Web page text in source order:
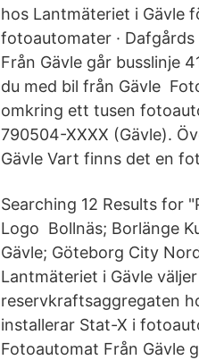
hos Lantmäteriet i Gävle
fotoautomater ·
Från Gävle går busslinje
du med bil från Gävle
omkring ett tusen
790504-XXXX (Gävle).
Gävle Vart finns det en
Searching 12 Results for
Logo Bollnäs; Borlänge
Gävle; Göteborg City
Lantmäteriet i Gävle
reservkraftsaggregaten
installerar Stat-X i
Fotoautomat Från Gävle